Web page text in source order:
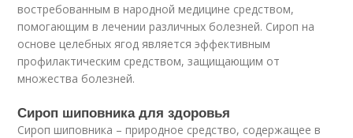
востребованным в народной медицине средством,
помогающим в лечении различных болезней. Сироп на
основе целебных ягод является эффективным
профилактическим средством, защищающим от
множества болезней.
Сироп шиповника для здоровья
Сироп шиповника – природное средство, содержащее в